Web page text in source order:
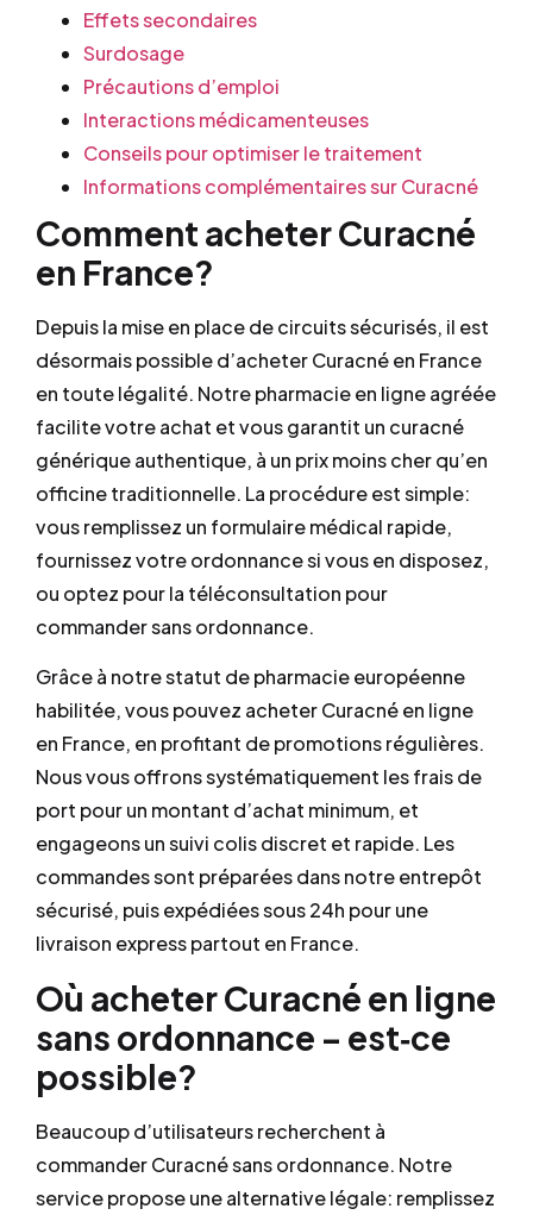
Effets secondaires
Surdosage
Précautions d’emploi
Interactions médicamenteuses
Conseils pour optimiser le traitement
Informations complémentaires sur Curacné
Comment acheter Curacné
en France?
Depuis la mise en place de circuits sécurisés, il est
désormais possible d’acheter Curacné en France
en toute légalité. Notre pharmacie en ligne agréée
facilite votre achat et vous garantit un curacné
générique authentique, à un prix moins cher qu’en
officine traditionnelle. La procédure est simple:
vous remplissez un formulaire médical rapide,
fournissez votre ordonnance si vous en disposez,
ou optez pour la téléconsultation pour
commander sans ordonnance.
Grâce à notre statut de pharmacie européenne
habilitée, vous pouvez acheter Curacné en ligne
en France, en profitant de promotions régulières.
Nous vous offrons systématiquement les frais de
port pour un montant d’achat minimum, et
engageons un suivi colis discret et rapide. Les
commandes sont préparées dans notre entrepôt
sécurisé, puis expédiées sous 24h pour une
livraison express partout en France.
Où acheter Curacné en ligne
sans ordonnance – est‐ce
possible?
Beaucoup d’utilisateurs recherchent à
commander Curacné sans ordonnance. Notre
service propose une alternative légale: remplissez